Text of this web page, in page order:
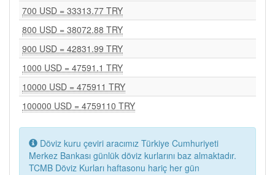
700 USD = 33313.77 TRY
800 USD = 38072.88 TRY
900 USD = 42831.99 TRY
1000 USD = 47591.1 TRY
10000 USD = 475911 TRY
100000 USD = 4759110 TRY
Döviz kuru çeviri aracımız Türkiye Cumhuriyeti
Merkez Bankası günlük döviz kurlarını baz almaktadır.
TCMB Döviz Kurları haftasonu hariç her gün